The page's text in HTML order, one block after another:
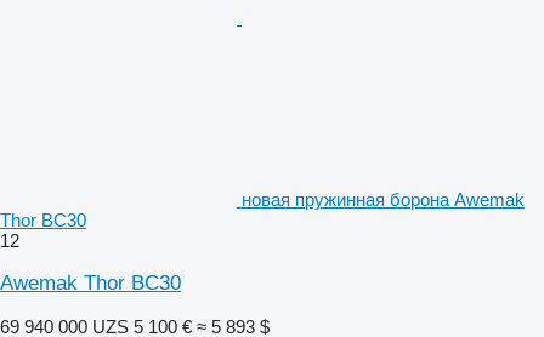
новая пружинная борона Awemak
Thor BC30
12
Awemak Thor BC30
69 940 000 UZS 5 100 € ≈ 5 893 $